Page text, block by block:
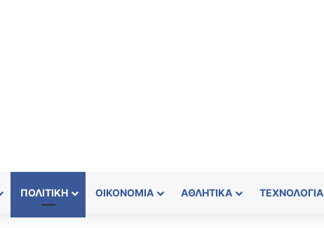
ΠΟΛΙΤΙΚΉ ΟΙΚΟΝΟΜΊΑ ΑΘΛΗΤΙΚΆ ΤΕΧΝΟΛΟΓΊΑ